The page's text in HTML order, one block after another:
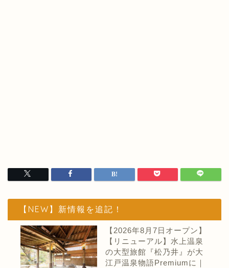
【NEW】新情報を追記！
【2026年8月7日オープン】
【リニューアル】水上温泉
の大型旅館『松乃井』が大
江戸温泉物語Premiumに｜